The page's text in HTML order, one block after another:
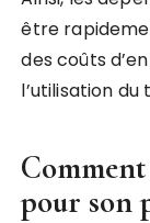
être
des coûts
l’utilisation du
pour son